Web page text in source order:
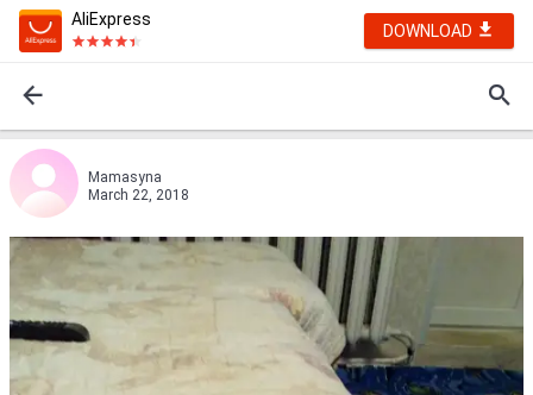
AliExpress
DOWNLOAD
Mamasyna
March 22, 2018